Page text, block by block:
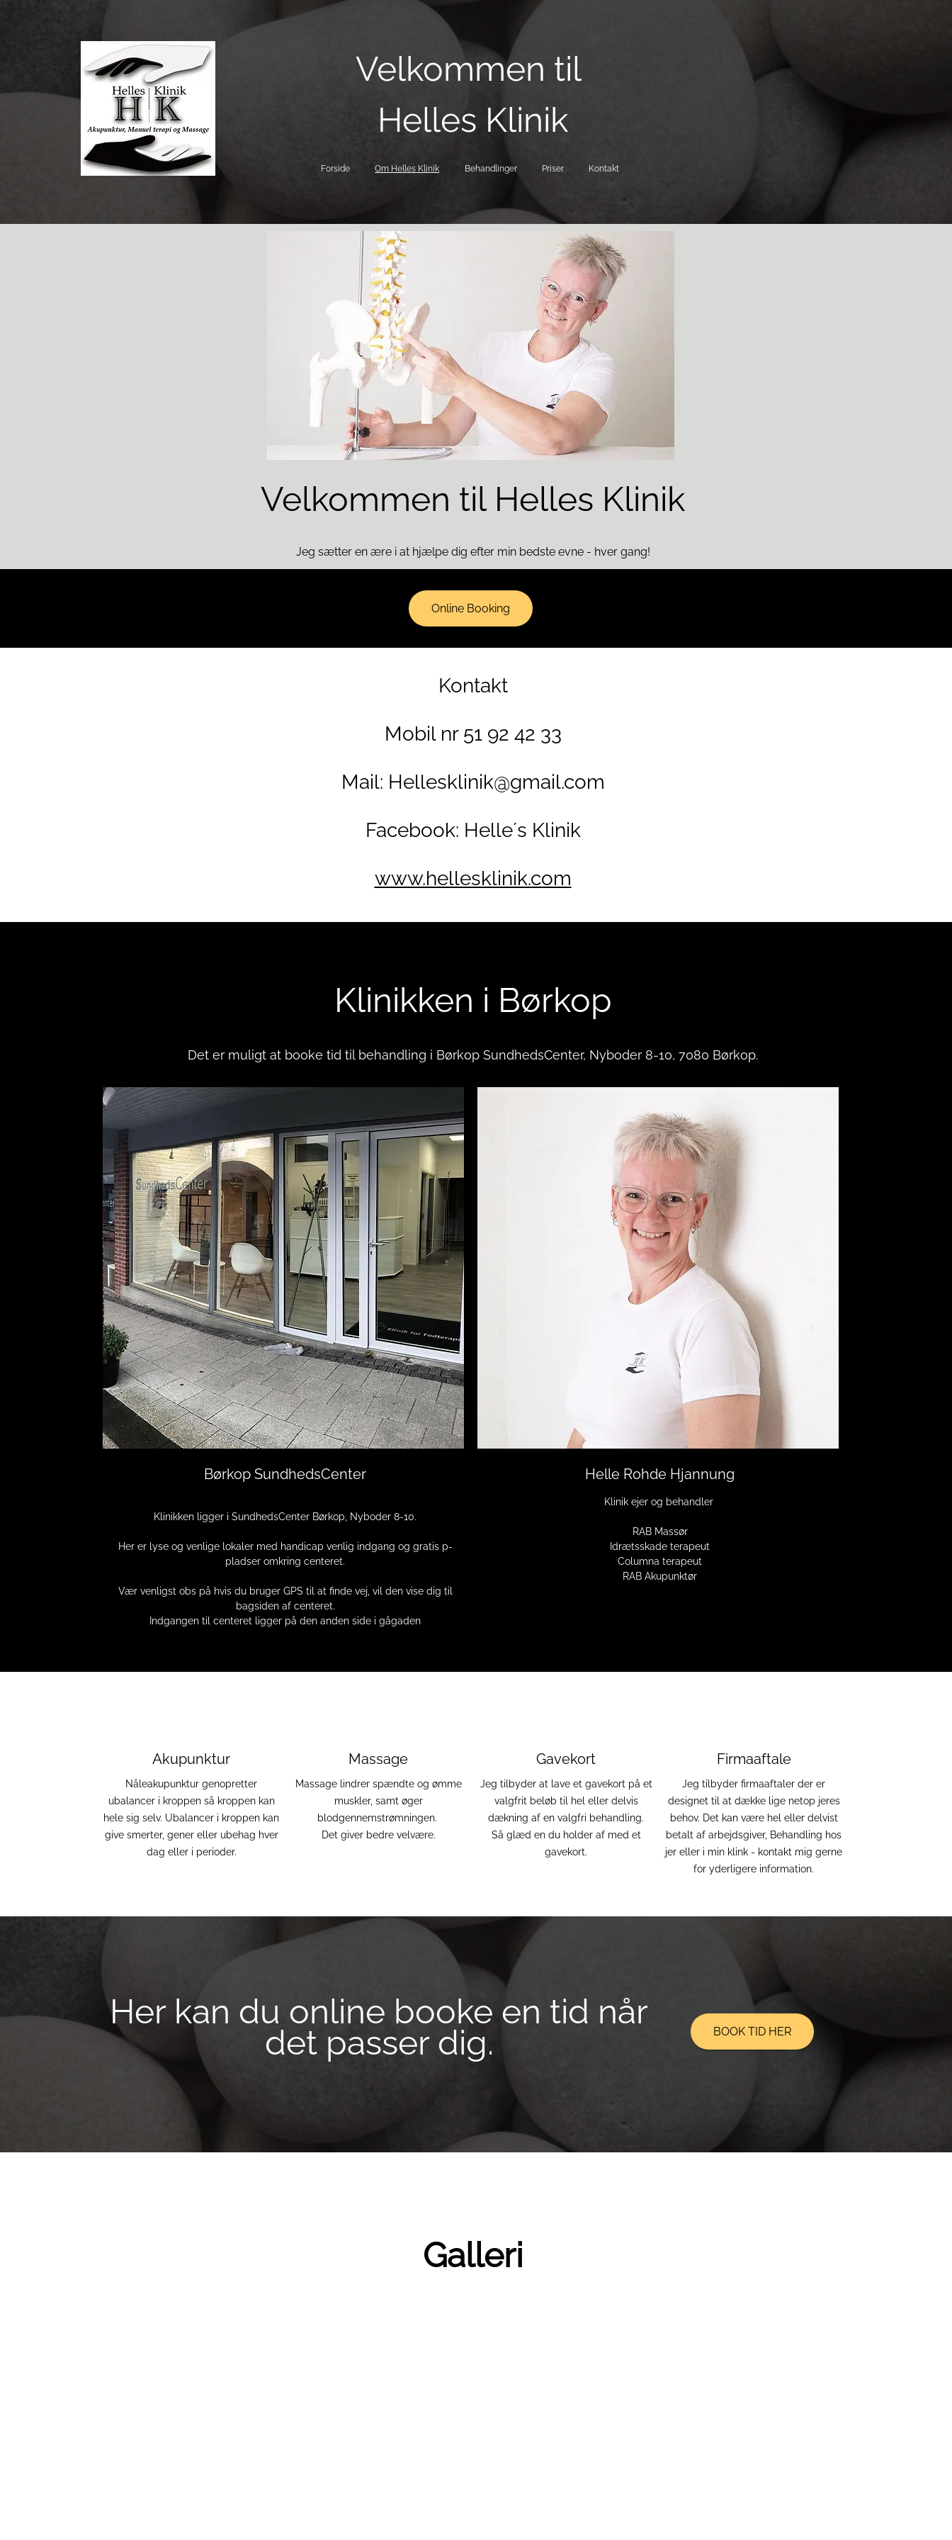
Velkommen til
Helles Klinik
Forside Om Helles Klinik Behandlinger Priser Kontakt
Velkommen til Helles Klinik
Jeg sætter en ære i at hjælpe dig efter min bedste evne - hver gang!
Online Booking
Kontakt
Mobil nr 51 92 42 33
Mail: Hellesklinik@gmail.com
Facebook: Helle´s Klinik
www.hellesklinik.com
Klinikken i Børkop
Det er muligt at booke tid til behandling i Børkop SundhedsCenter, Nyboder 8-10, 7080 Børkop.
Børkop SundhedsCenter
Klinikken ligger i SundhedsCenter Børkop, Nyboder 8-10.
Her er lyse og venlige lokaler med handicap venlig indgang og gratis p-
pladser omkring centeret.
Vær venligst obs på hvis du bruger GPS til at finde vej, vil den vise dig til
bagsiden af centeret.
Indgangen til centeret ligger på den anden side i gågaden
Helle Rohde Hjannung
Klinik ejer og behandler
RAB Massør
Idrætsskade terapeut
Columna terapeut
RAB Akupunktør
Akupunktur
Nåleakupunktur genopretter
ubalancer i kroppen så kroppen kan
hele sig selv. Ubalancer i kroppen kan
give smerter, gener eller ubehag hver
dag eller i perioder.
Massage
Massage lindrer spændte og ømme
muskler, samt øger
blodgennemstrømningen.
Det giver bedre velvære.
Gavekort
Jeg tilbyder at lave et gavekort på et
valgfrit beløb til hel eller delvis
dækning af en valgfri behandling.
Så glæd en du holder af med et
gavekort.
Firmaaftale
Jeg tilbyder firmaaftaler der er
designet til at dække lige netop jeres
behov. Det kan være hel eller delvist
betalt af arbejdsgiver, Behandling hos
jer eller i min klink - kontakt mig gerne
for yderligere information.
Her kan du online booke en tid når
det passer dig. BOOK TID HER
Galleri